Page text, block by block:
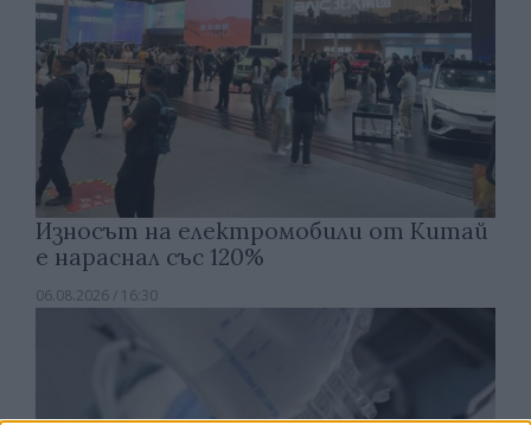
Износът на електромобили от Китай
е нараснал със 120%
06.08.2026 / 16:30